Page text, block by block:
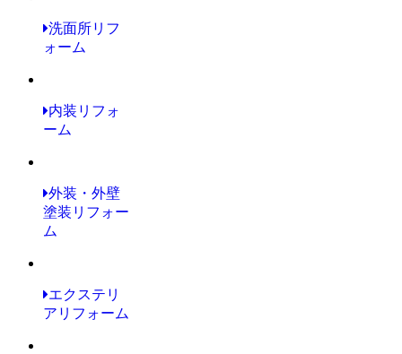
洗面所リフ
ォーム
内装リフォ
ーム
外装・外壁
塗装リフォー
ム
エクステリ
アリフォーム